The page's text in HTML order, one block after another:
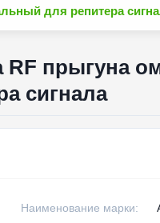
для репитера
RF прыгуна
сигнала
Наименование марки: